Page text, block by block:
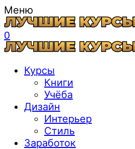
Меню
0
Курсы
Книги
Учёба
Дизайн
Интерьер
Стиль
Заработок